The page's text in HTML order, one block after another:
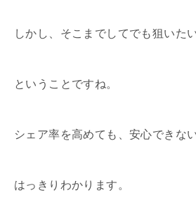
しかし、そこまでしてでも狙いた
ということですね。
シェア率を高めても、安心できな
はっきりわかります。